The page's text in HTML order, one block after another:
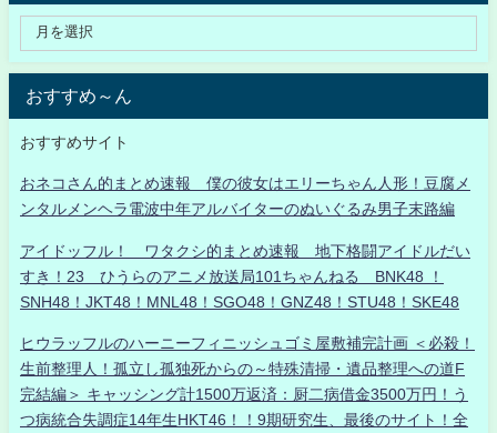
おすすめ～ん
おすすめサイト
おネコさん的まとめ速報 僕の彼女はエリーちゃん人形！豆腐メ
ンタルメンヘラ電波中年アルバイターのぬいぐるみ男子末路編
アイドッフル！ ワタクシ的まとめ速報 地下格闘アイドルだい
すき！23 ひうらのアニメ放送局101ちゃんねる BNK48 ！
SNH48！JKT48！MNL48！SGO48！GNZ48！STU48！SKE48
ヒウラッフルのハーニーフィニッシュゴミ屋敷補完計画 ＜必殺！
生前整理人！孤立し孤独死からの～特殊清掃・遺品整理への道F
完結編＞ キャッシング計1500万返済：厨二病借金3500万円！う
つ病統合失調症14年生HKT46！！9期研究生、最後のサイト！全